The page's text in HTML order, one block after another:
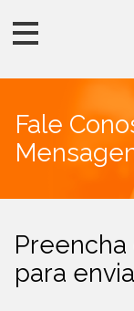
Fale
para